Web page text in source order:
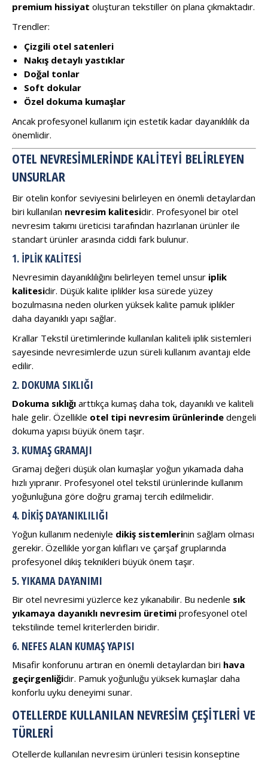
premium hissiyat oluşturan tekstiller ön plana çıkmaktadır.
Trendler:
Çizgili otel satenleri
Nakış detaylı yastıklar
Doğal tonlar
Soft dokular
Özel dokuma kumaşlar
Ancak profesyonel kullanım için estetik kadar dayanıklılık da
önemlidir.
OTEL NEVRESIMLERINDE KALITEYI BELIRLEYEN
UNSURLAR
Bir otelin konfor seviyesini belirleyen en önemli detaylardan
biri kullanılan nevresim kalitesidir. Profesyonel bir otel
nevresim takımı üreticisi tarafından hazırlanan ürünler ile
standart ürünler arasında ciddi fark bulunur.
1. İPLIK KALITESI
Nevresimin dayanıklılığını belirleyen temel unsur iplik
kalitesidir. Düşük kalite iplikler kısa sürede yüzey
bozulmasına neden olurken yüksek kalite pamuk iplikler
daha dayanıklı yapı sağlar.
Krallar Tekstil üretimlerinde kullanılan kaliteli iplik sistemleri
sayesinde nevresimlerde uzun süreli kullanım avantajı elde
edilir.
2. DOKUMA SIKLIĞI
Dokuma sıklığı arttıkça kumaş daha tok, dayanıklı ve kaliteli
hale gelir. Özellikle otel tipi nevresim ürünlerinde dengeli
dokuma yapısı büyük önem taşır.
3. KUMAŞ GRAMAJI
Gramaj değeri düşük olan kumaşlar yoğun yıkamada daha
hızlı yıpranır. Profesyonel otel tekstil ürünlerinde kullanım
yoğunluğuna göre doğru gramaj tercih edilmelidir.
4. DIKIŞ DAYANIKLILIĞI
Yoğun kullanım nedeniyle dikiş sistemlerinin sağlam olması
gerekir. Özellikle yorgan kılıfları ve çarşaf gruplarında
profesyonel dikiş teknikleri büyük önem taşır.
5. YIKAMA DAYANIMI
Bir otel nevresimi yüzlerce kez yıkanabilir. Bu nedenle sık
yıkamaya dayanıklı nevresim üretimi profesyonel otel
tekstilinde temel kriterlerden biridir.
6. NEFES ALAN KUMAŞ YAPISI
Misafir konforunu artıran en önemli detaylardan biri hava
geçirgenliğidir. Pamuk yoğunluğu yüksek kumaşlar daha
konforlu uyku deneyimi sunar.
OTELLERDE KULLANILAN NEVRESIM ÇEŞITLERI VE
TÜRLERI
Otellerde kullanılan nevresim ürünleri tesisin konseptine